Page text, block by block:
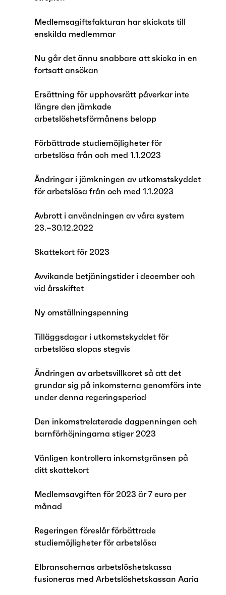
Medlemsagiftsfakturan har skickats till
enskilda medlemmar
Nu går det ännu snabbare att skicka in en
fortsatt ansökan
Ersättning för upphovsrätt påverkar inte
längre den jämkade
arbetslöshetsförmånens belopp
Förbättrade studiemöjligheter för
arbetslösa från och med 1.1.2023
Ändringar i jämkningen av utkomstskyddet
för arbetslösa från och med 1.1.2023
Avbrott i användningen av våra system
23.–30.12.2022
Skattekort för 2023
Avvikande betjäningstider i december och
vid årsskiftet
Ny omställningspenning
Tilläggsdagar i utkomstskyddet för
arbetslösa slopas stegvis
Ändringen av arbetsvillkoret så att det
grundar sig på inkomsterna genomförs inte
under denna regeringsperiod
Den inkomstrelaterade dagpenningen och
barnförhöjningarna stiger 2023
Vänligen kontrollera inkomstgränsen på
ditt skattekort
Medlemsavgiften för 2023 är 7 euro per
månad
Regeringen föreslår förbättrade
studiemöjligheter för arbetslösa
Elbranschernas arbetslöshetskassa
fusioneras med Arbetslöshetskassan Aaria